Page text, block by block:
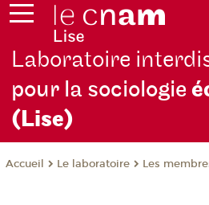
Laboratoire
pour la sociologie
(Lise)
Accueil Le laboratoire Les